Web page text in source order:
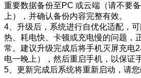
重要数据备份至PC 或云端（请不要
上），并确认备份内容完整有效。
4、升级后，系统进行自优化适配，
热、耗电快、卡顿或充电慢的问题，
常。建议升级完成后将手机灭屏充电
电一晚上），然后重启手机，以保证
5、更新完成后系统将重新启动，请您